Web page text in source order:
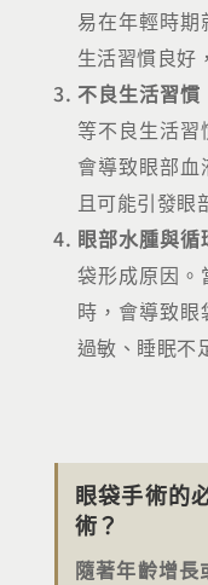
易在年輕時
生活習慣良好
不良生活習慣
等不良生活
會導致眼部
且可能引發眼
眼部水腫與循
袋形成原因。
時，會導致
過敏、睡眠不
眼袋手術的
術？
隨著年齡增